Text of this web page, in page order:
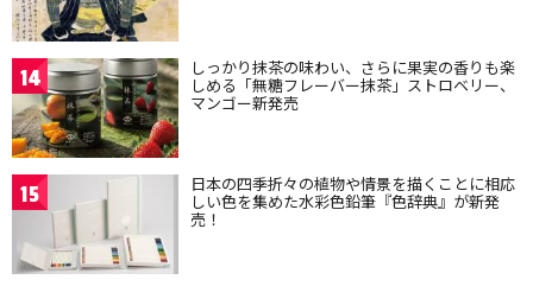
14 しっかり抹茶の味わい、さらに果実の香りも楽
しめる「無糖フレーバー抹茶」ストロベリー、
マンゴー新発売
15 日本の四季折々の植物や情景を描くことに相応
しい色を集めた水彩色鉛筆『色辞典』が新発
売！